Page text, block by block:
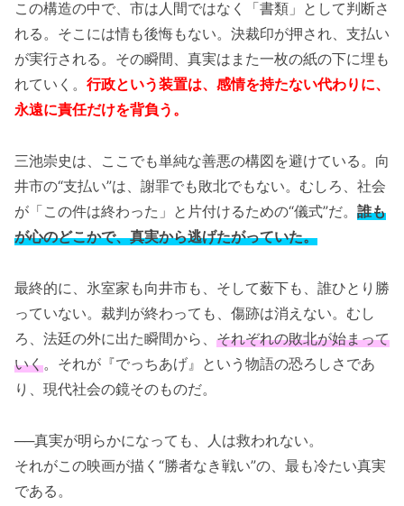
この構造の中で、市は人間ではなく「書類」として判断さ
れる。そこには情も後悔もない。決裁印が押され、支払い
が実行される。その瞬間、真実はまた一枚の紙の下に埋も
れていく。 行政という装置は、感情を持たない代わりに、
永遠に責任だけを背負う。
三池崇史は、ここでも単純な善悪の構図を避けている。向
井市の“支払い”は、謝罪でも敗北でもない。むしろ、社会
が「この件は終わった」と片付けるための“儀式”だ。 誰も
が心のどこかで、真実から逃げたがっていた。
最終的に、氷室家も向井市も、そして薮下も、誰ひとり勝
っていない。裁判が終わっても、傷跡は消えない。むし
ろ、法廷の外に出た瞬間から、 それぞれの敗北が始まって
いく。それが『でっちあげ』という物語の恐ろしさであ
り、現代社会の鏡そのものだ。
──真実が明らかになっても、人は救われない。
それがこの映画が描く“勝者なき戦い”の、最も冷たい真実
である。